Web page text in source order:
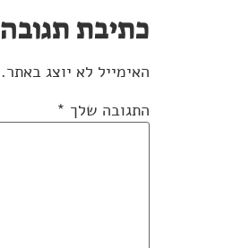
כתיבת תגובה
האימייל לא יוצג באתר.
התגובה שלך *